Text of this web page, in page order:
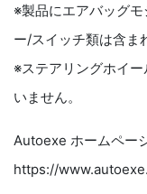
※製品にエアバッグ
ー/スイッチ類は含ま
※ステアリングホイ
いません。
Autoexe ホームペー
https://